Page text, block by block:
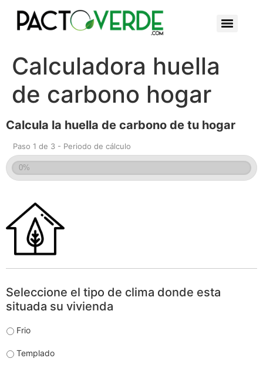
Calculadora huella
de carbono hogar
Calcula la huella de carbono de tu hogar
Paso 1 de 3 - Periodo de cálculo
0%
Clima *
Seleccione el tipo de clima donde esta
situada su vivienda
Frio
Templado